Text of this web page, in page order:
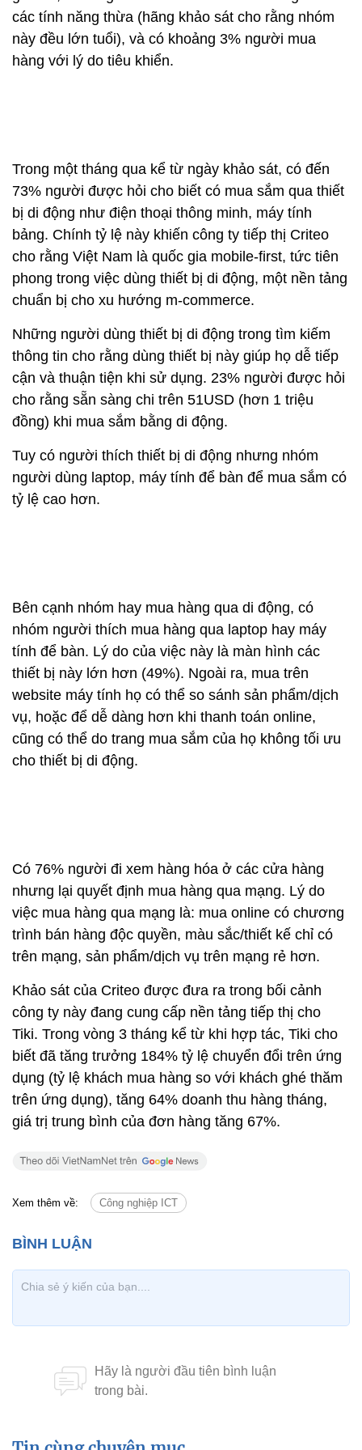
các tính năng thừa (hãng khảo sát cho rằng nhóm
này đều lớn tuổi), và có khoảng 3% người mua
hàng với lý do tiêu khiển.
Trong một tháng qua kể từ ngày khảo sát, có đến
73% người được hỏi cho biết có mua sắm qua thiết
bị di động như điện thoại thông minh, máy tính
bảng. Chính tỷ lệ này khiến công ty tiếp thị Criteo
cho rằng Việt Nam là quốc gia mobile-first, tức tiên
phong trong việc dùng thiết bị di động, một nền tảng
chuẩn bị cho xu hướng m-commerce.
Những người dùng thiết bị di động trong tìm kiếm
thông tin cho rằng dùng thiết bị này giúp họ dễ tiếp
cận và thuận tiện khi sử dụng. 23% người được hỏi
cho rằng sẵn sàng chi trên 51USD (hơn 1 triệu
đồng) khi mua sắm bằng di động.
Tuy có người thích thiết bị di động nhưng nhóm
người dùng laptop, máy tính để bàn để mua sắm có
tỷ lệ cao hơn.
Bên cạnh nhóm hay mua hàng qua di động, có
nhóm người thích mua hàng qua laptop hay máy
tính để bàn. Lý do của việc này là màn hình các
thiết bị này lớn hơn (49%). Ngoài ra, mua trên
website máy tính họ có thể so sánh sản phẩm/dịch
vụ, hoặc để dễ dàng hơn khi thanh toán online,
cũng có thể do trang mua sắm của họ không tối ưu
cho thiết bị di động.
Có 76% người đi xem hàng hóa ở các cửa hàng
nhưng lại quyết định mua hàng qua mạng. Lý do
việc mua hàng qua mạng là: mua online có chương
trình bán hàng độc quyền, màu sắc/thiết kế chỉ có
trên mạng, sản phẩm/dịch vụ trên mạng rẻ hơn.
Khảo sát của Criteo được đưa ra trong bối cảnh
công ty này đang cung cấp nền tảng tiếp thị cho
Tiki. Trong vòng 3 tháng kể từ khi hợp tác, Tiki cho
biết đã tăng trưởng 184% tỷ lệ chuyển đổi trên ứng
dụng (tỷ lệ khách mua hàng so với khách ghé thăm
trên ứng dụng), tăng 64% doanh thu hàng tháng,
giá trị trung bình của đơn hàng tăng 67%.
Xem thêm về: Công nghiệp ICT